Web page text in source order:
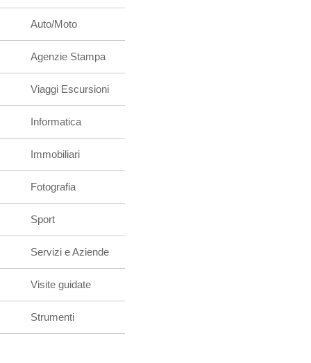
Auto/Moto
Agenzie Stampa
Viaggi Escursioni
Informatica
Immobiliari
Fotografia
Sport
Servizi e Aziende
Visite guidate
Strumenti